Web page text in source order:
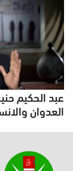
عبد الحكيم
العدوان